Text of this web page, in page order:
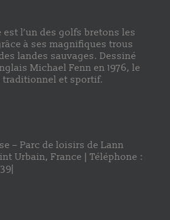
est l’un des golfs bretons les
à ses magnifiques trous
landes sauvages. Dessiné
Michael Fenn en 1976, le
traditionnel et sportif.
– Parc de loisirs de Lann
Urbain, France | Téléphone :